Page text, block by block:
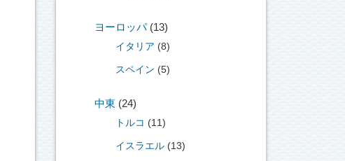
ヨーロッパ(13)
イタリア (8)
スペイン (5)
中東 (24)
トルコ (11)
イスラエル (13)